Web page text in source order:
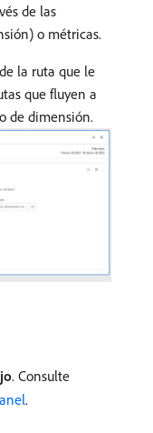
de las
o métricas.
la ruta que le
que fluyen a
de dimensión.
. Consulte
.